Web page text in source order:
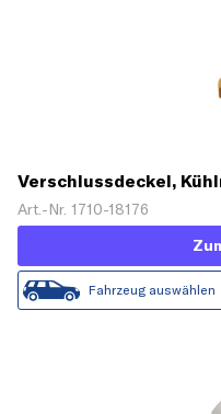
Verschlussdeckel,
Art.-Nr. 1710-18176
Fahrzeug auswählen